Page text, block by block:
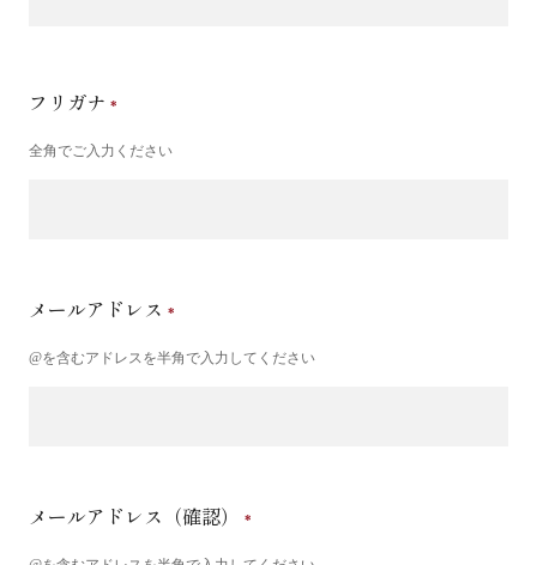
フリガナ
全角でご入力ください
メールアドレス
@を含むアドレスを半角で入力してください
メールアドレス（確認）